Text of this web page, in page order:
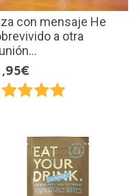
con mensaje He
a otra